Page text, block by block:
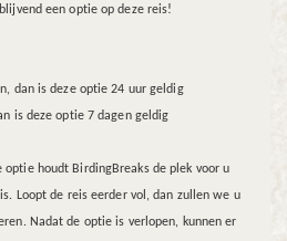
een optie op deze reis!
dan is deze optie 24 uur geldig
is deze optie 7 dagen geldig
optie houdt BirdingBreaks de plek voor u
Loopt de reis eerder vol, dan zullen we u
Nadat de optie is verlopen, kunnen er